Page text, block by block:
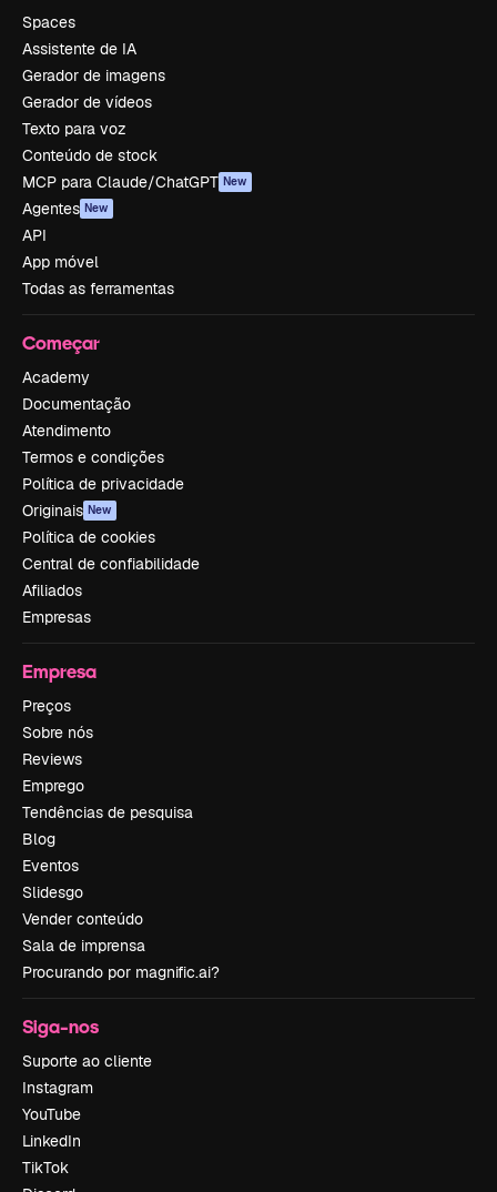
Spaces
Assistente de IA
Gerador de imagens
Gerador de vídeos
Texto para voz
Conteúdo de stock
MCP para Claude/ChatGPT New
Agentes New
API
App móvel
Todas as ferramentas
Começar
Academy
Documentação
Atendimento
Termos e condições
Política de privacidade
Originais New
Política de cookies
Central de confiabilidade
Afiliados
Empresas
Empresa
Preços
Sobre nós
Reviews
Emprego
Tendências de pesquisa
Blog
Eventos
Slidesgo
Vender conteúdo
Sala de imprensa
Procurando por magnific.ai?
Siga-nos
Suporte ao cliente
Instagram
YouTube
LinkedIn
TikTok